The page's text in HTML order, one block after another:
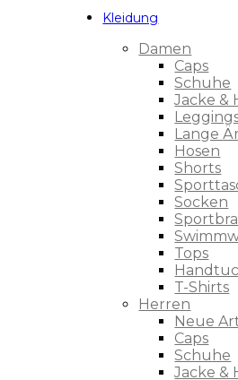
Kleidung
Damen
Caps
Schuhe
Jacke &
Lange
Hosen
Shorts
Socken
Sportbra
Tops
T-Shirts
Herren
Neue
Caps
Schuhe
Jacke &